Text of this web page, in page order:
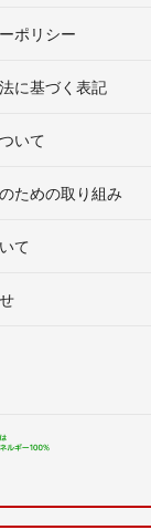
ポリシー
に基づく表記
いて
ための取り組み
て